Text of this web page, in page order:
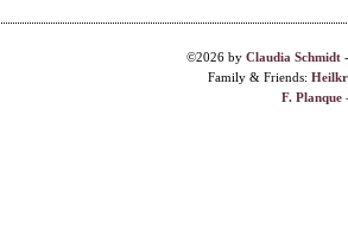
©2026 by Claudia Schmidt
Family & Friends:
F. Planque